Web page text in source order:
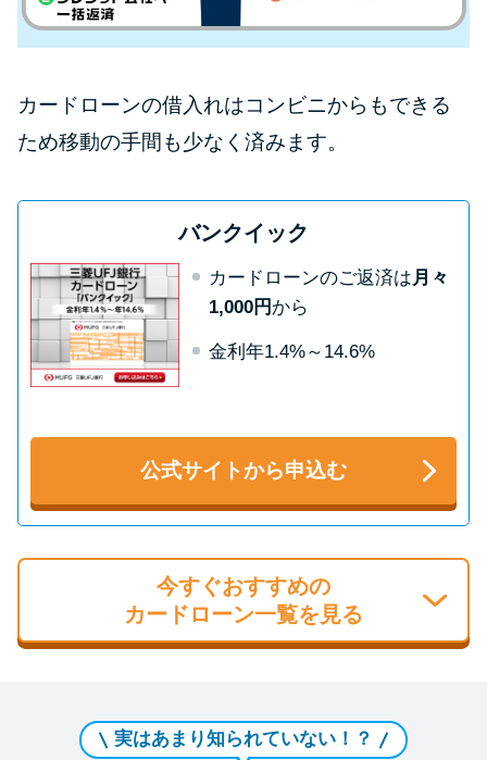
カードローンの借入れはコンビニからもできる
ため移動の手間も少なく済みます。
バンクイック
カードローンのご返済は月々
1,000円 から
金利年1.4%～14.6%
公式サイトから申込む
今すぐおすすめの
カードローン一覧を見る
実はあまり知られていない！？